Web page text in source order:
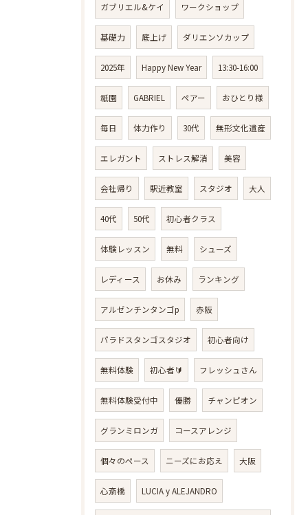
ガブリエル&ケイ ワークショップ
基礎力 底上げ ダリエンソカップ
2025年 Happy New Year 13:30-16:00
祇園 GABRIEL ペアー おひとり様
毎日 体力作り 30代 無形文化遺産
エレガント ストレス解消 美容
会社帰り 駅近教室 スタジオ 大人
40代 50代 初心者クラス
体験レッスン 無料 シューズ
レディース お休み ランキング
アルゼンチンタンゴp 赤阪
パラドスタンゴスタジオ 初心者向け
無料体験 初心者🔰 フレッシュさん
無料体験受付中 優勝 チャンピオン
グランミロンガ コースアレンジ
個々のペース ニーズにお応え 大阪
心斎橋 LUCIA y ALEJANDRO